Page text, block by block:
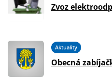
Zvoz
Aktuality
Obecná